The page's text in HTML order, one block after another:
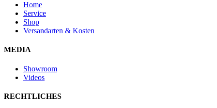
Home
Service
Shop
Versandarten & Kosten
MEDIA
Showroom
Videos
RECHTLICHES